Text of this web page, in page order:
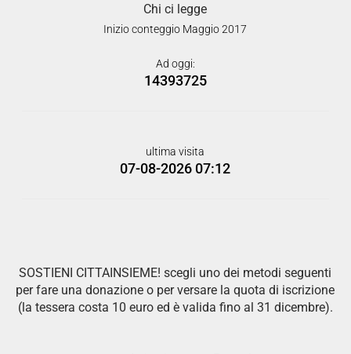
Chi ci legge
Inizio conteggio Maggio 2017
Ad oggi:
14393725
ultima visita
07-08-2026 07:12
SOSTIENI CITTAINSIEME! scegli uno dei metodi seguenti
per fare una donazione o per versare la quota di iscrizione
(la tessera costa 10 euro ed è valida fino al 31 dicembre).